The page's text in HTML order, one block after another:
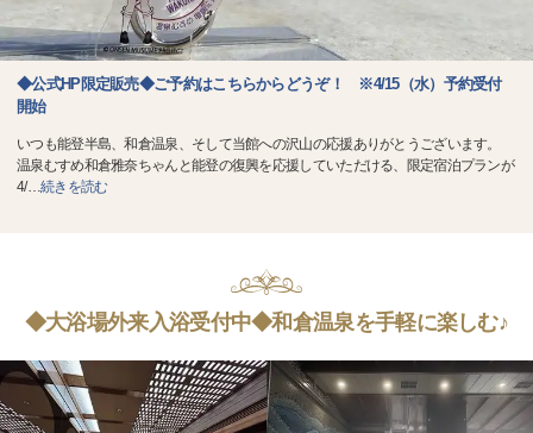
◆公式HP限定販売◆ご予約はこちらからどうぞ！ ※4/15（水）予約受付
開始
いつも能登半島、和倉温泉、そして当館への沢山の応援ありがとうございます。
温泉むすめ和倉雅奈ちゃんと能登の復興を応援していただける、限定宿泊プランが
4/…続きを読む
◆大浴場外来入浴受付中◆和倉温泉を手軽に楽しむ♪